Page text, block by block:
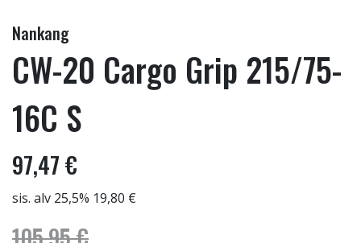
Nankang
CW-20 Cargo Grip 215/75-
16C S
97,47 €
sis. alv 25,5% 19,80 €